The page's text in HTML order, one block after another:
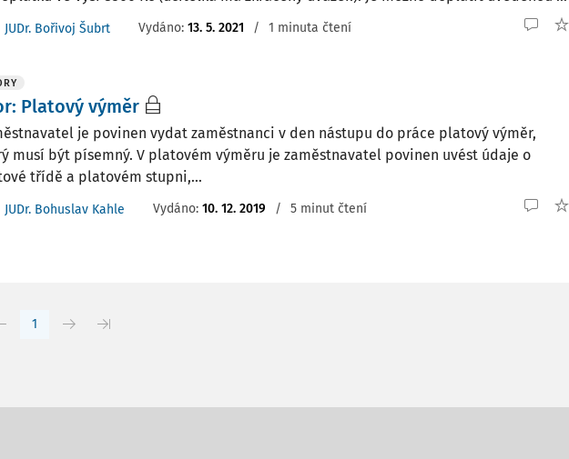
JUDr. Bořivoj Šubrt Vydáno: 13. 5. 2021 / 1 minuta čtení
Platový výměr
je povinen vydat zaměstnanci v den nástupu do práce platový výměr,
musí být písemný. V platovém výměru je zaměstnavatel povinen uvést údaje o
třídě a platovém stupni,...
JUDr. Bohuslav Kahle Vydáno: 10. 12. 2019 / 5 minut čtení
1